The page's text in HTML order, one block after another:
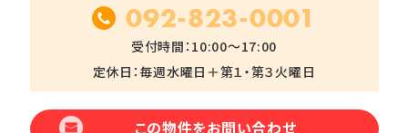
092-823-0001
受付時間：10:00～17:00
定休日：毎週水曜日＋第１・第３火曜日
この物件をお問い合わせ